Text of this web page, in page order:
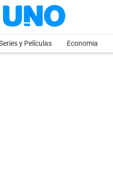
y Películas Economia